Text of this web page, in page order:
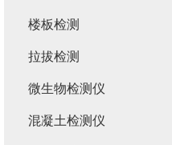
楼板检测
拉拔检测
微生物检测仪
混凝土检测仪